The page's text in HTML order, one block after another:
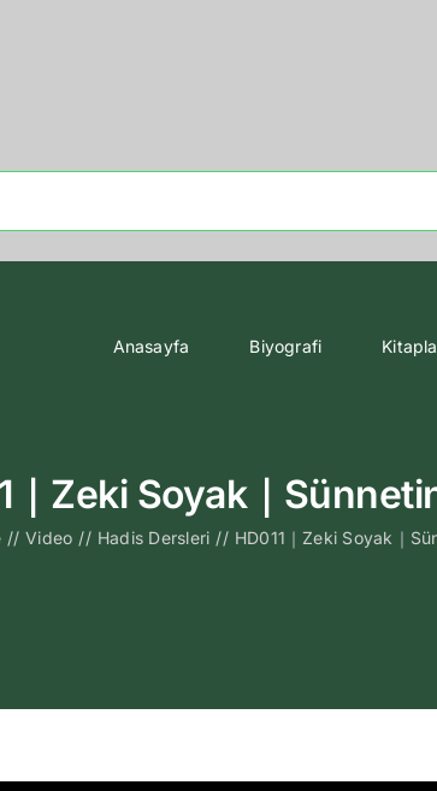
Anasayfa Biyografi
｜Zeki Soyak｜
// Video // Hadis Dersleri // HD011｜Zeki Soyak｜